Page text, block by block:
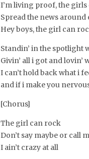
I’m living proof, the
Spread the news
Hey boys, the girl can
Standin’ in the spotlight
Givin’ all i got and lovin’
I can’t hold back what i
and if i make you
[Chorus]
The girl can rock
Don’t say maybe or call
I ain’t crazy at all